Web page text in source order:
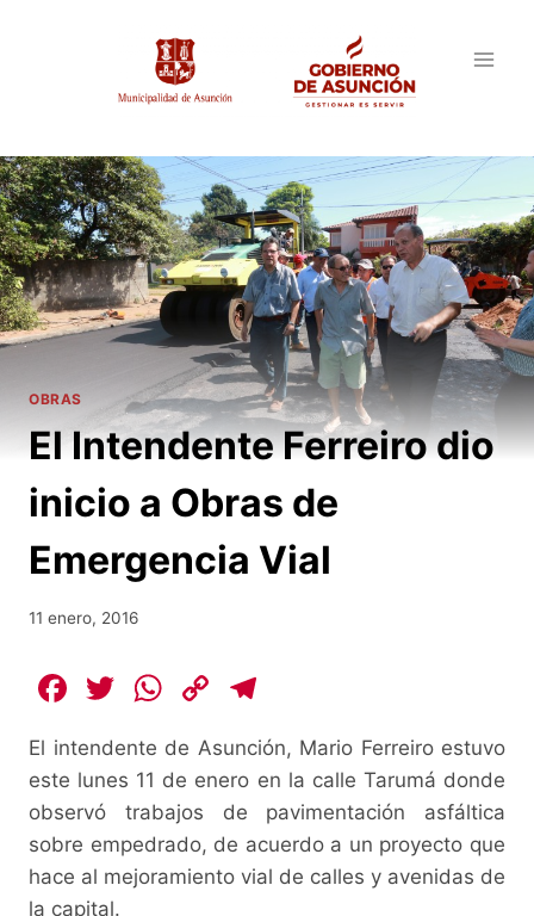
OBRAS
El Intendente Ferreiro dio
inicio a Obras de
Emergencia Vial
11 enero, 2016
F
c
e
b
o
T
itt
er
W
at
s
A
p
C
p
y
Li
n
e
gr
a
m
El intendente de Asunción, Mario Ferreiro estuvo
este lunes 11 de enero en la calle Tarumá donde
observó trabajos de pavimentación asfáltica
sobre empedrado, de acuerdo a un proyecto que
hace al mejoramiento vial de calles y avenidas de
la capital.